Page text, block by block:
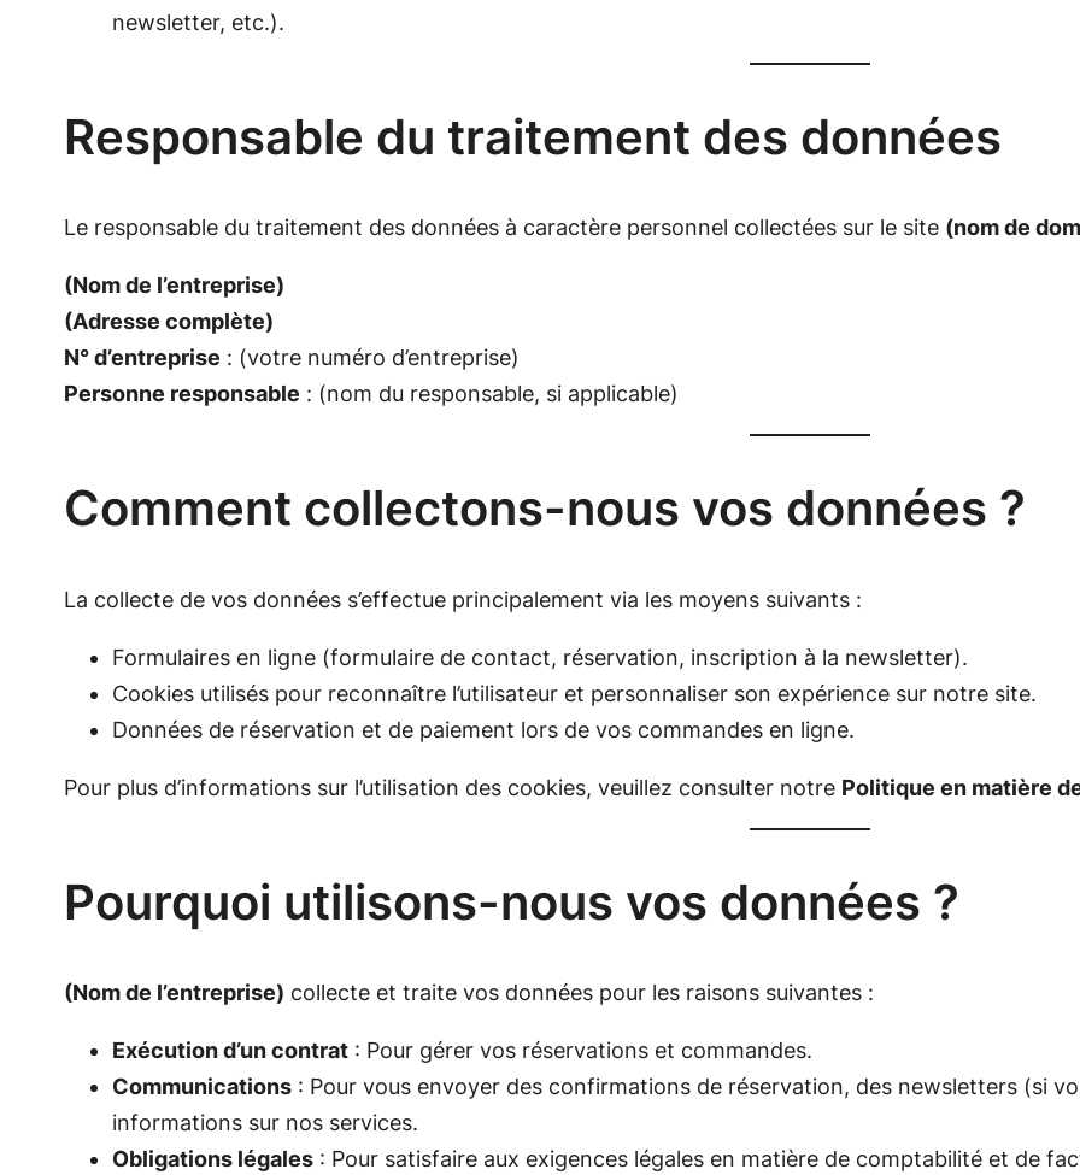
newsletter, etc.).
Responsable du traitement des données
Le responsable du traitement des données à caractère personnel collectées sur le site (nom de
(Nom de l’entreprise)
(Adresse complète)
N° d’entreprise : (votre numéro d’entreprise)
Personne responsable : (nom du responsable, si applicable)
Comment collectons-nous vos données ?
La collecte de vos données s’effectue principalement via les moyens suivants :
Formulaires en ligne (formulaire de contact, réservation, inscription à la newsletter).
Cookies utilisés pour reconnaître l’utilisateur et personnaliser son expérience sur notre site.
Données de réservation et de paiement lors de vos commandes en ligne.
Pour plus d’informations sur l’utilisation des cookies, veuillez consulter notre Politique en matière
Pourquoi utilisons-nous vos données ?
(Nom de l’entreprise) collecte et traite vos données pour les raisons suivantes :
Exécution d’un contrat: Pour gérer vos réservations et commandes.
Communications: Pour vous envoyer des confirmations de réservation, des newsletters (si
informations sur nos services.
Obligations légales: Pour satisfaire aux exigences légales en matière de comptabilité et de